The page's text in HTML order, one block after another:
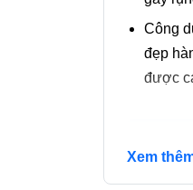
Công
đẹp
được
Xem